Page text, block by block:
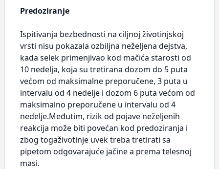
Predoziranje
Ispitivanja bezbednosti na ciljnoj životinjskoj
vrsti nisu pokazala ozbiljna neželjena dejstva,
kada selek primenjivao kod mačića starosti od
10 nedelja, koja su tretirana dozom do 5 puta
većom od maksimalne preporučene, 3 puta u
intervalu od 4 nedelje i dozom 6 puta većom od
maksimalno preporučene u intervalu od 4
nedelje.Međutim, rizik od pojave neželjenih
reakcija može biti povećan kod predoziranja i
zbog togaživotinje uvek treba tretirati sa
pipetom odgovarajuće jačine a prema telesnoj
masi.